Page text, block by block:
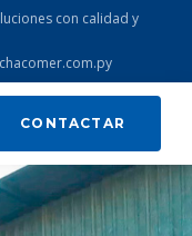
con calidad y
CONTACTAR